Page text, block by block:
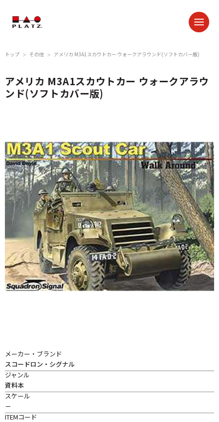
トップ ＞ その他 ＞ アメリカ M3A1スカウトカー ウォークアラウンド(ソフトカバー版)
アメリカ M3A1スカウトカー ウォークアラウ
ンド(ソフトカバー版)
メーカー・ブランド
スコードロン・シグナル
ジャンル
資料本
スケール
－
ITEMコード